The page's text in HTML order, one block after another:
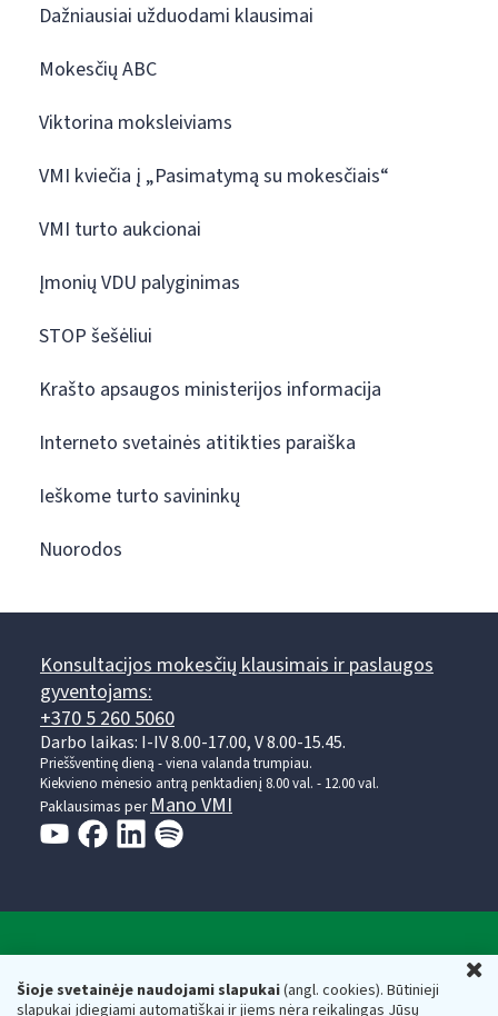
Šioje svetainėje naudojami slapukai(angl. cookies). Būtinieji
slapukai įdiegiami automatiškai ir jiems nėra reikalingas Jūsų
Dažniausiai užduodami klausimai
Mokesčių ABC
Viktorina moksleiviams
VMI kviečia į „Pasimatymą su mokesčiais“
VMI turto aukcionai
Įmonių VDU palyginimas
STOP šešėliui
Krašto apsaugos ministerijos informacija
Interneto svetainės atitikties paraiška
Ieškome turto savininkų
Nuorodos
Konsultacijos mokesčių klausimais ir paslaugos
gyventojams:
+370 5 260 5060
Darbo laikas: I-IV 8.00-17.00, V 8.00-15.45.
Prieššventinę dieną - viena valanda trumpiau.
Kiekvieno mėnesio antrą penktadienį 8.00 val. - 12.00 val.
Paklausimas per Mano VMI
Respublikos finansų ministerijos